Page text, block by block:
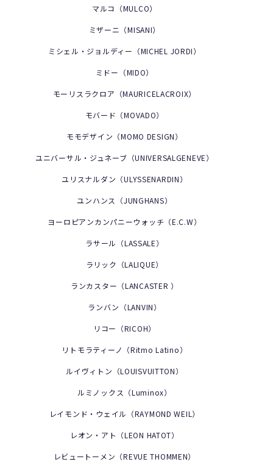
個人情報保護方針
マルコ（MULCO）
ミザーニ（MISANI）
ミシェル・ジョルディー（MICHEL JORDI）
ミドー（MIDO）
モーリスラクロア（MAURICELACROIX）
モバード（MOVADO）
モモデザイン（MOMO DESIGN）
ユニバーサル・ジュネーブ（UNIVERSALGENEVE）
ユリスナルダン（ULYSSENARDIN）
ユンハンス（JUNGHANS）
ヨーロピアンカンパニーウォッチ（E.C.W）
ラサール（LASSALE）
ラリック（LALIQUE）
ランカスター（LANCASTER ）
ランバン（LANVIN）
リコー（RICOH）
リトモラティーノ（Ritmo Latino）
ルイヴィトン（LOUISVUITTON）
ルミノックス（Luminox）
レイモンド・ウェイル（RAYMOND WEIL）
レオン・アト（LEON HATOT）
レビュートーメン（REVUE THOMMEN）